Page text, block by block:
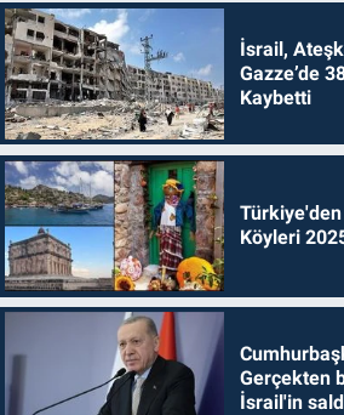
İsrail,
Gazze’de
Kaybetti
Köyleri
Gerçekten
İsrail'in